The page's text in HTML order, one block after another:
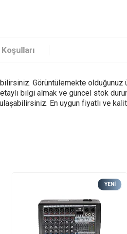
Görüntülemekte olduğunuz
bilgi almak ve güncel stok
En uygun fiyatlı ve
YENI